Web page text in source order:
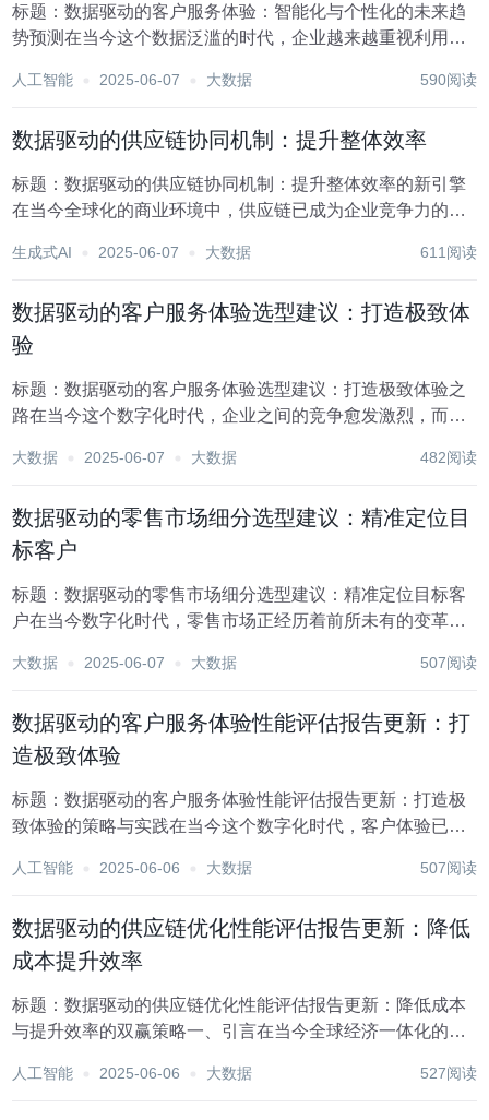
标题：数据驱动的客户服务体验：智能化与个性化的未来趋
势预测在当今这个数据泛滥的时代，企业越来越重视利用数
飞速发展，数据驱动的客户服务体验正经历着前所未有的变
人工智能 2025-06-07 大数据 590阅读
数据驱动的供应链协同机制：提升整体效率
标题：数据驱动的供应链协同机制：提升整体效率的新引擎
在当今全球化的商业环境中，供应链已成为企业竞争力的核
发展，数据驱动的供应链协同机制正逐步成为提升整体效
生成式AI 2025-06-07 大数据 611阅读
数据驱动的客户服务体验选型建议：打造极致体
验
标题：数据驱动的客户服务体验选型建议：打造极致体验之
路在当今这个数字化时代，企业之间的竞争愈发激烈，而优
因素之一。数据，作为现代商业决策的核心驱动力，其在优
大数据 2025-06-07 大数据 482阅读
数据驱动的零售市场细分选型建议：精准定位目
标客户
标题：数据驱动的零售市场细分选型建议：精准定位目标客
户在当今数字化时代，零售市场正经历着前所未有的变革。
成为企业决策的核心驱动力。特别是在零售领域，数据驱动
大数据 2025-06-07 大数据 507阅读
数据驱动的客户服务体验性能评估报告更新：打
造极致体验
标题：数据驱动的客户服务体验性能评估报告更新：打造极
致体验的策略与实践在当今这个数字化时代，客户体验已成
期望的不断提升，企业不再仅仅满足于提供产品或服务，而
人工智能 2025-06-06 大数据 507阅读
数据驱动的供应链优化性能评估报告更新：降低
成本提升效率
标题：数据驱动的供应链优化性能评估报告更新：降低成本
与提升效率的双赢策略一、引言在当今全球经济一体化的大
本控制直接关系到企业的市场竞争力。随着大数据、云计
人工智能 2025-06-06 大数据 527阅读